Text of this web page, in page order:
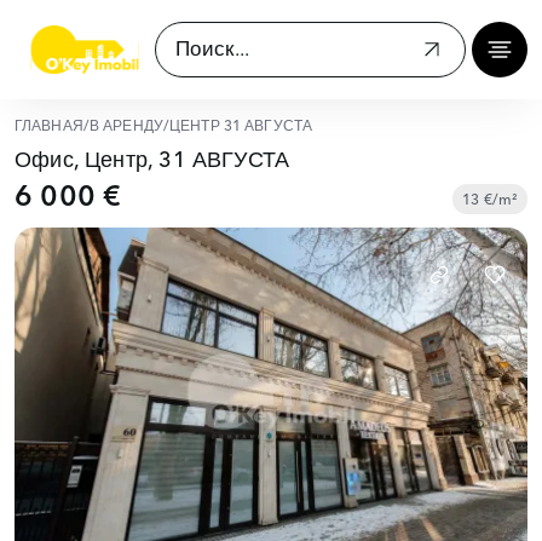
ГЛАВНАЯ/ В АРЕНДУ/ ЦЕНТР 31 АВГУСТА
Офис, Центр, 31 АВГУСТА
6 000 € 13 €/m²